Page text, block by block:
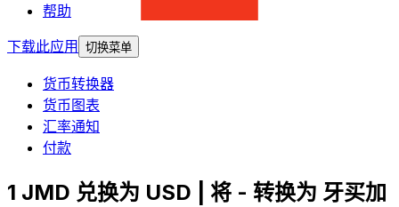
帮助
下载此应用
切换菜单
货币转换器
货币图表
汇率通知
付款
1 JMD 兑换为 USD | 将 - 转换为 牙买加